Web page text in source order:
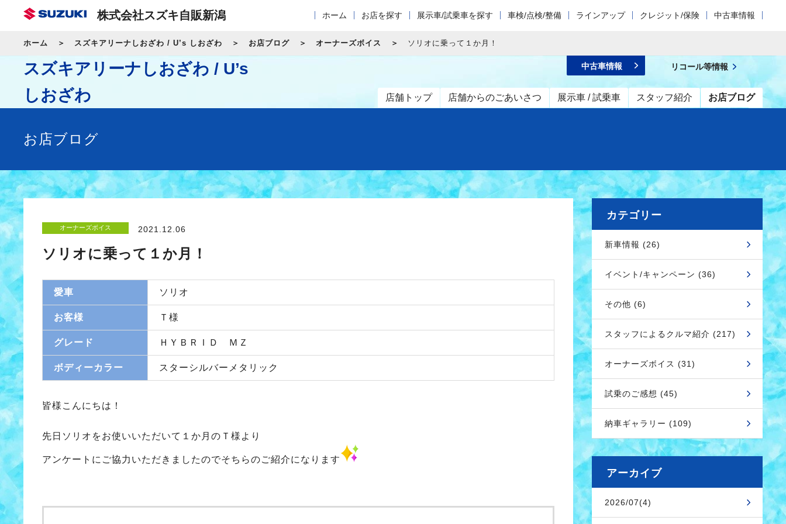
株式会社スズキ自販新潟 ホーム お店を探す 展示車/試乗車を探す 車検/点検/整備 ラインアップ クレジット/保険 中古車情報
ホーム スズキアリーナしおざわ / U’s しおざわ お店ブログ オーナーズボイス ソリオに乗って１か月！
スズキアリーナしおざわ / U’s
しおざわ
店舗トップ 店舗からのごあいさつ 展示車 / 試乗車 スタッフ紹介 お店ブログ
中古車情報 リコール等情報
お店ブログ
オーナーズボイス 2021.12.06
ソリオに乗って１か月！
愛車 ソリオ
お客様 Ｔ様
グレード ＨＹＢＲＩＤ ＭＺ
ボディーカラー スターシルバーメタリック
皆様こんにちは！
先日ソリオをお使いいただいて１か月のＴ様より
アンケートにご協力いただきましたのでそちらのご紹介になります
カテゴリー
新車情報 (26)
イベント/キャンペーン (36)
その他 (6)
スタッフによるクルマ紹介 (217)
オーナーズボイス (31)
試乗のご感想 (45)
納車ギャラリー (109)
アーカイブ
2026/07(4)